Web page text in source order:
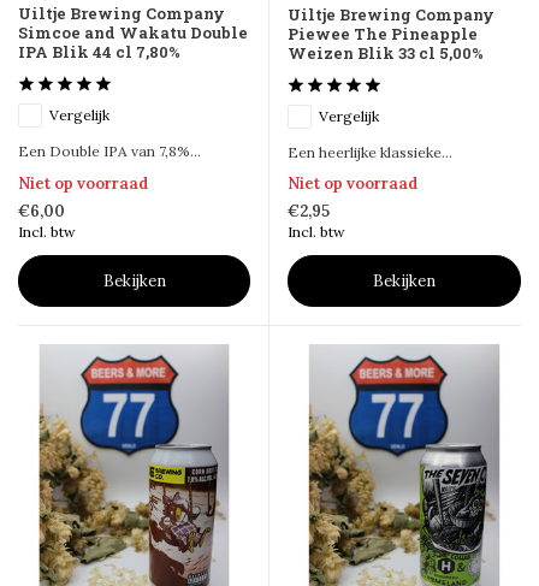
Uiltje Brewing Company
Simcoe and Wakatu Double
IPA Blik 44 cl 7,80%
Vergelijk
Een Double IPA van 7,8%...
Niet op voorraad
€6,00
Incl. btw
Bekijken
Uiltje Brewing Company
Piewee The Pineapple
Weizen Blik 33 cl 5,00%
Vergelijk
Een heerlijke klassieke...
Niet op voorraad
€2,95
Incl. btw
Bekijken